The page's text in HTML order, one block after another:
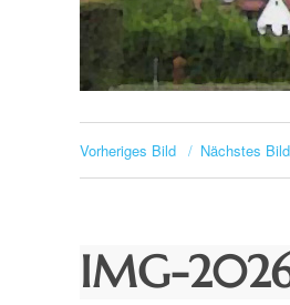
Vorheriges Bild Nächstes Bild
IMG-